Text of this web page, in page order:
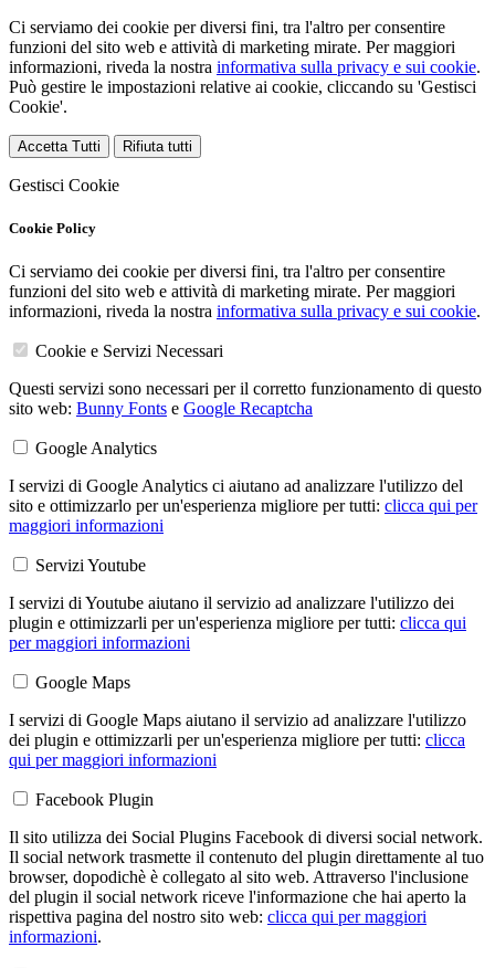
Ci serviamo dei cookie per diversi fini, tra l'altro per consentire
funzioni del sito web e attività di marketing mirate. Per maggiori
informazioni, riveda la nostra informativa sulla privacy e sui cookie.
Può gestire le impostazioni relative ai cookie, cliccando su 'Gestisci
Cookie'.
Accetta Tutti Rifiuta tutti
Gestisci Cookie
Cookie Policy
Ci serviamo dei cookie per diversi fini, tra l'altro per consentire
funzioni del sito web e attività di marketing mirate. Per maggiori
informazioni, riveda la nostra informativa sulla privacy e sui cookie.
Cookie e Servizi Necessari
Questi servizi sono necessari per il corretto funzionamento di questo
sito web: Bunny Fonts e Google Recaptcha
Google Analytics
I servizi di Google Analytics ci aiutano ad analizzare l'utilizzo del
sito e ottimizzarlo per un'esperienza migliore per tutti: clicca qui per
maggiori informazioni
Servizi Youtube
I servizi di Youtube aiutano il servizio ad analizzare l'utilizzo dei
plugin e ottimizzarli per un'esperienza migliore per tutti: clicca qui
per maggiori informazioni
Google Maps
I servizi di Google Maps aiutano il servizio ad analizzare l'utilizzo
dei plugin e ottimizzarli per un'esperienza migliore per tutti: clicca
qui per maggiori informazioni
Facebook Plugin
Il sito utilizza dei Social Plugins Facebook di diversi social network.
Il social network trasmette il contenuto del plugin direttamente al tuo
browser, dopodichè è collegato al sito web. Attraverso l'inclusione
del plugin il social network riceve l'informazione che hai aperto la
rispettiva pagina del nostro sito web: clicca qui per maggiori
informazioni.